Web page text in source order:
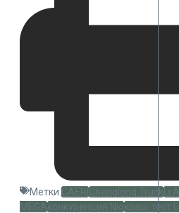
Метки:CAERIChenglong TruckLi
MEGAконкуренция Nioкраш-тест